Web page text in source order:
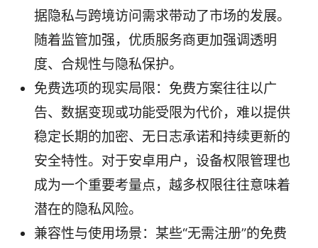
据隐私与跨境访问需求带动了市场的发展。
随着监管加强，优质服务商更加强调透明
度、合规性与隐私保护。
免费选项的现实局限：免费方案往往以广
告、数据变现或功能受限为代价，难以提供
稳定长期的加密、无日志承诺和持续更新的
安全特性。对于安卓用户，设备权限管理也
成为一个重要考量点，越多权限往往意味着
潜在的隐私风险。
兼容性与使用场景：某些“无需注册”的免费